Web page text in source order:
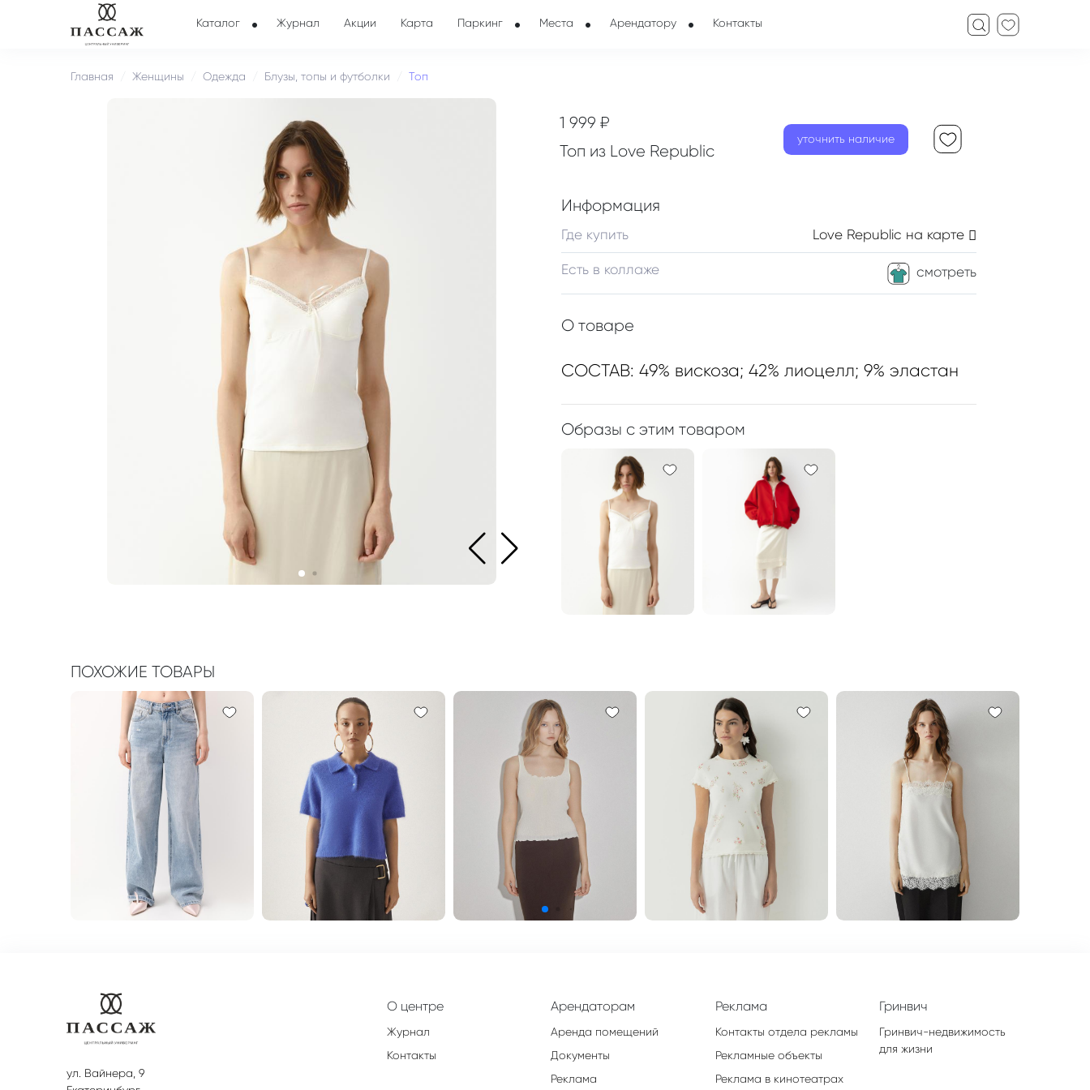
Каталог Журнал Акции Карта Паркинг Места Арендатору Контакты
Главная Женщины Одежда Блузы, топы и футболки Топ
1 999 ₽
Топ из Love Republic
уточнить наличие
Информация
Love Republic на карте
Где купить
смотреть
Есть в коллаже
О товаре
СОСТАВ: 49% вискоза; 42% лиоцелл; 9% эластан
Образы с этим товаром
ПОХОЖИЕ ТОВАРЫ
ул. Вайнера, 9
О центре
Журнал
Контакты
Арендаторам
Аренда помещений
Документы
Реклама
Реклама
Контакты отдела рекламы
Рекламные объекты
Реклама в кинотеатрах
Гринвич
Гринвич-недвижимость
для жизни